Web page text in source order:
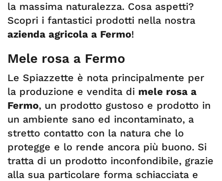
la massima naturalezza. Cosa aspetti?
Scopri i fantastici prodotti nella nostra
azienda agricola a Fermo!
Mele rosa a Fermo
Le Spiazzette è nota principalmente per
la produzione e vendita di mele rosa a
Fermo, un prodotto gustoso e prodotto in
un ambiente sano ed incontaminato, a
stretto contatto con la natura che lo
protegge e lo rende ancora più buono. Si
tratta di un prodotto inconfondibile, grazie
alla sua particolare forma schiacciata e